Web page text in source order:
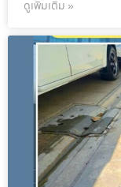
ดูเพิ่มเติม »